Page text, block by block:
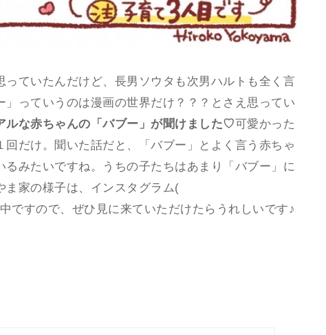
っていたんだけど、長男ソウタも次男ハルトも全く言
っていうのは漫画の世界だけ？？？とさえ思ってい
ルな赤ちゃんの「バブー」が聞けました♡可愛かった
だけ。聞いた話だと、「バブー」とよく言う赤ちゃ
みたいですね。うちの子たちはあまり「バブー」に
ま家の様子は、インスタグラム(
ですので、ぜひ見に来ていただけたらうれしいです♪